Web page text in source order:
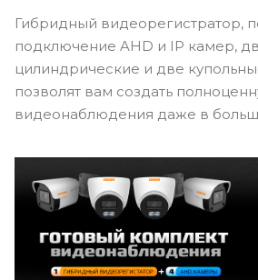
Гибридный
подключение AHD и IP камер,
цилиндрические и две
позволят вам создать
видеонаблюдения даже в